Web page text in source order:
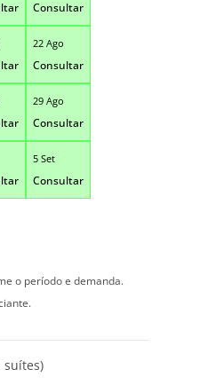
Consultar
22 Ago
Consultar
29 Ago
Consultar
5 Set
Consultar
o período e demanda.
suítes)